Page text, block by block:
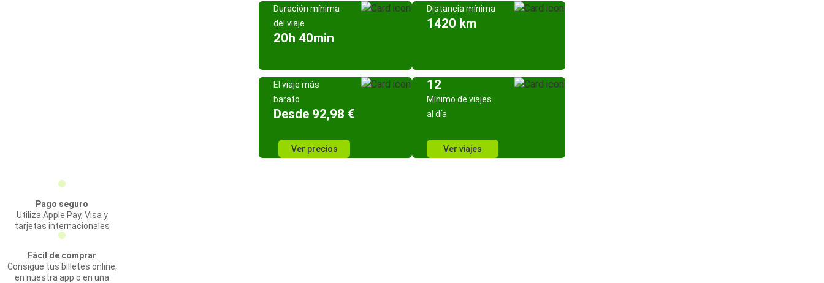
Duración mínima
del viaje
20h 40min
Distancia mínima
1420 km
El viaje más
barato
Desde 92,98 €
Ver precios
12
Mínimo de viajes
al día
Ver viajes
Pago seguro
Utiliza Apple Pay, Visa y
tarjetas internacionales
Fácil de comprar
Consigue tus billetes online,
en nuestra app o en una